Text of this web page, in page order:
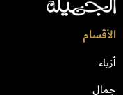
الأقسام
أزياء
جمال